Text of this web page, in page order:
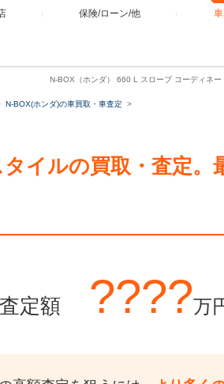
保険/ローン/他
N-BOX（ホンダ） 660 L スロープ コーディネー
N-BOX(ホンダ)の車買取・車査定
イルの買取・査定。
定額 ????万